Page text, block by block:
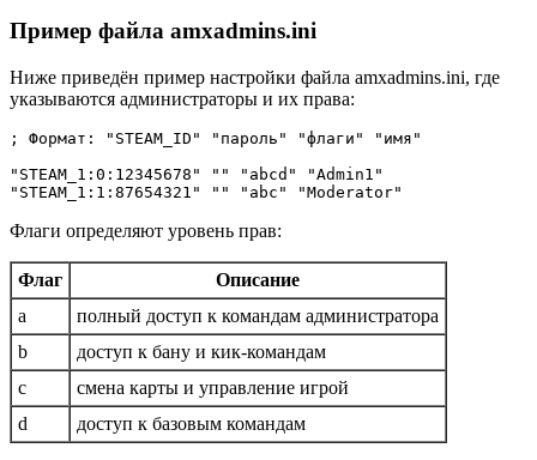
Пример файла amxadmins.ini
Ниже приведён пример настройки файла amxadmins.ini, где
указываются администраторы и их права:
; Формат: "STEAM_ID" "пароль" "флаги" "имя"
"STEAM_1:0:12345678" "" "abcd" "Admin1"
Флаги определяют уровень прав:
Флаг
Описание
a
полный доступ к командам администратора
b
доступ к бану и кик-командам
c
смена карты и управление игрой
d
доступ к базовым командам